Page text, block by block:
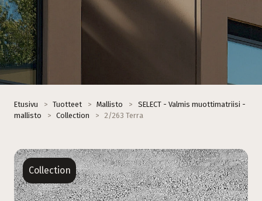
Etusivu > Tuotteet > Mallisto >
SELECT - Valmis muottimatriisi -
mallisto
> Collection > 2/263 Terra
Collection